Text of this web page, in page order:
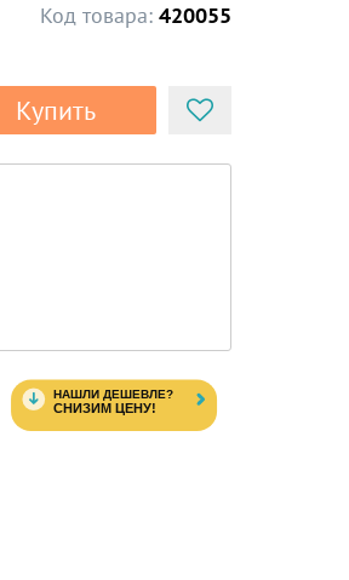
Код товара: 420055
Купить